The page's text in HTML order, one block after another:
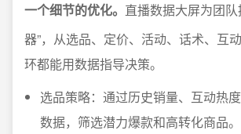
一个细节的优化。 直播数据大屏为团队
器”，从选品、定价、活动、话术、互
环都能用数据指导决策。
选品策略：通过历史销量、互动热
数据，筛选潜力爆款和高转化商品。